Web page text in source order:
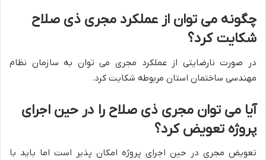
چگونه می توان از عملکرد مجری ذی صلاح
شکایت کرد؟
در صورت نارضایتی از عملکرد مجری می توان به سازمان نظام
مهندسی ساختمان استان مربوطه شکایت کرد.
آیا می توان مجری ذی صلاح را در حین اجرای
پروژه تعویض کرد؟
تعویض مجری در حین اجرای پروژه امکان پذیر است اما باید با